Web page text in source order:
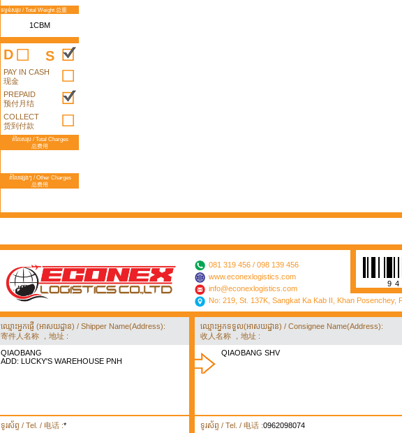
ទម្ងន់សរុប / Total Weight 总重
1CBM
D S
PAY IN CASH
现金
PREPAID
预付月结
COLLECT
货到付款
តំលៃសរុប / Total Charges
总费用
តំលៃផ្សេងៗ / Other Charges
总费用
081 319 456 / 098 139 456
www.econexlogistics.com
info@econexlogistics.com
No: 219, St. 137K, Sangkat Ka Kab II, Khan Posenchey,
ឈ្មោះអ្នកផ្ញើ (អាសយដ្ឋាន) / Shipper Name(Address):
寄件人名称 ，地址 :
QIAOBANG
ADD: LUCKY'S WAREHOUSE PNH
ឈ្មោះអ្នកទទួល(អាសយដ្ឋាន) / Consignee Name(Address):
收人名称 ，地址 :
QIAOBANG SHV
ទូរស័ព្ទ / Tel. / 电话 :* ទូរស័ព្ទ / Tel. / 电话 :0962098074